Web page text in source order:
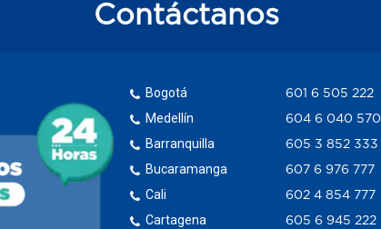
Contáctanos
Bogotá
Medellín
Barranquilla
Bucaramanga
Cali
Cartagena
601 6 505 222
604 6 040 570
605 3 852 333
607 6 976 777
602 4 854 777
605 6 945 222